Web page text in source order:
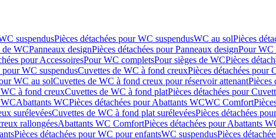
suspendusPièces détachées pour WC suspendusWC au solPièces
de WCPanneaux designPièces détachées pour Panneaux designPour WC
pour AccessoiresPour WC completsPour sièges de WCPièces
pour WC suspendusCuvettes de WC à fond creuxPièces détachées pour
WC au solCuvettes de WC à fond creux pour réservoir attenantPièces
WC à fond creuxCuvettes de WC à fond platPièces détachées pour
Abattants WCPièces détachées pour Abattants WCWC Comfort
surélevéesCuvettes de WC à fond plat surélevéesPièces détachées
rallongéesAbattants WC ComfortPièces détachées pour Abattants
Pièces détachées pour WC pour enfantsWC suspendusPièces